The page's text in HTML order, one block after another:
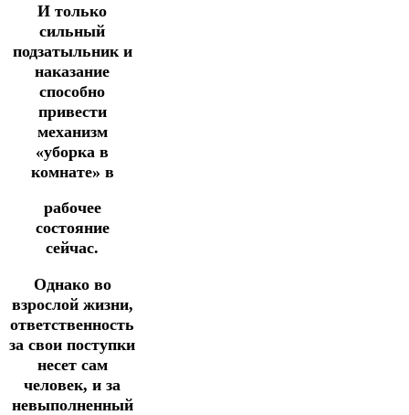
И только
сильный
подзатыльник и
наказание
способно
привести
механизм
«уборка в
комнате» в
рабочее
состояние
сейчас.
Однако во
взрослой жизни,
ответственность
за свои поступки
несет сам
человек, и за
невыполненный